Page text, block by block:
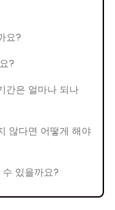
요?
?
간은 얼마나 되나
않다면 어떻게 해야
있을까요?